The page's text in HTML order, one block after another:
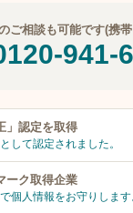
ご相談も可能です(携
941-
認定を取得
として認定されました。
ーク取得企業
個人情報をお守りします